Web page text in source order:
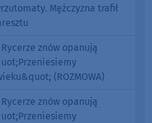
Mężczyzna trafił
Rycerze znów opanują
(ROZMOWA)
Rycerze znów opanują